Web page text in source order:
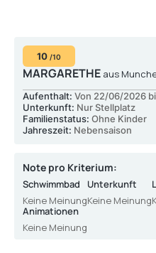
10 /10
MARGARETHE aus
Aufenthalt: Von 22/06/2026
Unterkunft: Nur Stellplatz
Familienstatus: Ohne Kinder
Jahreszeit: Nebensaison
Note pro Kriterium:
Schwimmbad
Keine Meinung
Unterkunft
Keine Meinung
Animationen
Keine Meinung